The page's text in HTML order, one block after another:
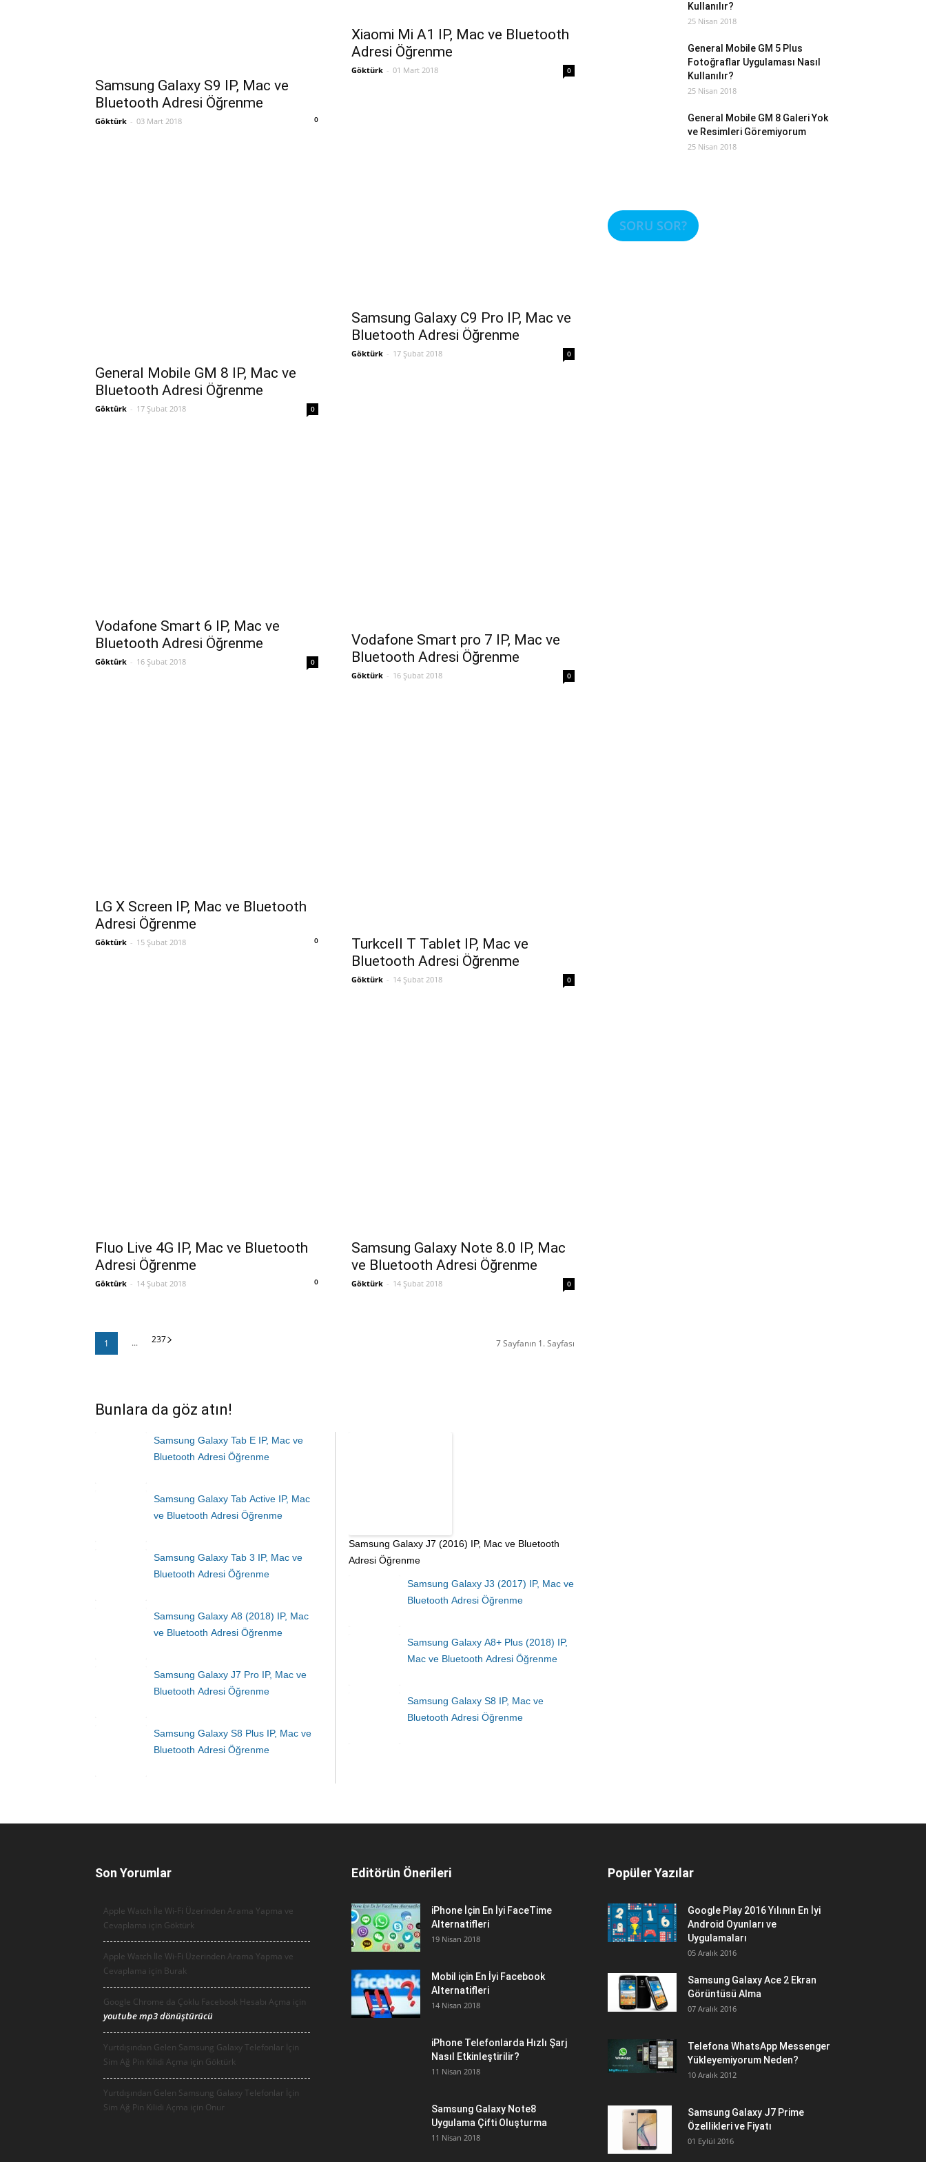
Samsung Galaxy S9 IP, Mac ve
Bluetooth Adresi Öğrenme
Göktürk - 03 Mart 2018 0
Xiaomi Mi A1 IP, Mac ve Bluetooth
Adresi Öğrenme
Göktürk - 01 Mart 2018 0
General Mobile GM 8 IP, Mac ve
Bluetooth Adresi Öğrenme
Göktürk - 17 Şubat 2018 0
Samsung Galaxy C9 Pro IP, Mac ve
Bluetooth Adresi Öğrenme
Göktürk - 17 Şubat 2018 0
Vodafone Smart 6 IP, Mac ve
Bluetooth Adresi Öğrenme
Göktürk - 16 Şubat 2018 0
Vodafone Smart pro 7 IP, Mac ve
Bluetooth Adresi Öğrenme
Göktürk - 16 Şubat 2018 0
LG X Screen IP, Mac ve Bluetooth
Adresi Öğrenme
Göktürk - 15 Şubat 2018 0
Turkcell T Tablet IP, Mac ve
Bluetooth Adresi Öğrenme
Göktürk - 14 Şubat 2018 0
Fluo Live 4G IP, Mac ve Bluetooth
Adresi Öğrenme
Göktürk - 14 Şubat 2018 0
Samsung Galaxy Note 8.0 IP, Mac
ve Bluetooth Adresi Öğrenme
Göktürk - 14 Şubat 2018 0
1 23
... 7 7 Sayfanın 1. Sayfası
Bunlara da göz atın!
Samsung Galaxy Tab E IP, Mac ve
Bluetooth Adresi Öğrenme
Samsung Galaxy Tab Active IP, Mac
ve Bluetooth Adresi Öğrenme
Samsung Galaxy Tab 3 IP, Mac ve
Bluetooth Adresi Öğrenme
Samsung Galaxy A8 (2018) IP, Mac
ve Bluetooth Adresi Öğrenme
Samsung Galaxy J7 Pro IP, Mac ve
Bluetooth Adresi Öğrenme
Samsung Galaxy S8 Plus IP, Mac ve
Bluetooth Adresi Öğrenme
Samsung Galaxy J7 (2016) IP, Mac ve Bluetooth
Adresi Öğrenme
Samsung Galaxy J3 (2017) IP, Mac ve
Bluetooth Adresi Öğrenme
Samsung Galaxy A8+ Plus (2018) IP,
Mac ve Bluetooth Adresi Öğrenme
Samsung Galaxy S8 IP, Mac ve
Bluetooth Adresi Öğrenme
Kullanılır?
25 Nisan 2018
General Mobile GM 5 Plus
Fotoğraflar Uygulaması Nasıl
Kullanılır?
25 Nisan 2018
General Mobile GM 8 Galeri Yok
ve Resimleri Göremiyorum
25 Nisan 2018
SORU SOR?
Son Yorumlar
Apple Watch İle Wi-Fi Üzerinden Arama Yapma ve
Cevaplama için Göktürk
Apple Watch İle Wi-Fi Üzerinden Arama Yapma ve
Cevaplama için Burak
Google Chrome da Çoklu Facebook Hesabı Açma için
youtube mp3 dönüştürücü
Yurtdışından Gelen Samsung Galaxy Telefonlar İçin
Sim Ağ Pin Kilidi Açma için Göktürk
Yurtdışından Gelen Samsung Galaxy Telefonlar İçin
Sim Ağ Pin Kilidi Açma için Onur
Editörün Önerileri
iPhone İçin En İyi FaceTime
Alternatifleri
19 Nisan 2018
Mobil için En İyi Facebook
Alternatifleri
14 Nisan 2018
iPhone Telefonlarda Hızlı Şarj
Nasıl Etkinleştirilir?
11 Nisan 2018
Samsung Galaxy Note8
Uygulama Çifti Oluşturma
11 Nisan 2018
Popüler Yazılar
Google Play 2016 Yılının En İyi
Android Oyunları ve
Uygulamaları
05 Aralık 2016
Samsung Galaxy Ace 2 Ekran
Görüntüsü Alma
07 Aralık 2016
Telefona WhatsApp Messenger
Yükleyemiyorum Neden?
10 Aralık 2012
Samsung Galaxy J7 Prime
Özellikleri ve Fiyatı
01 Eylül 2016